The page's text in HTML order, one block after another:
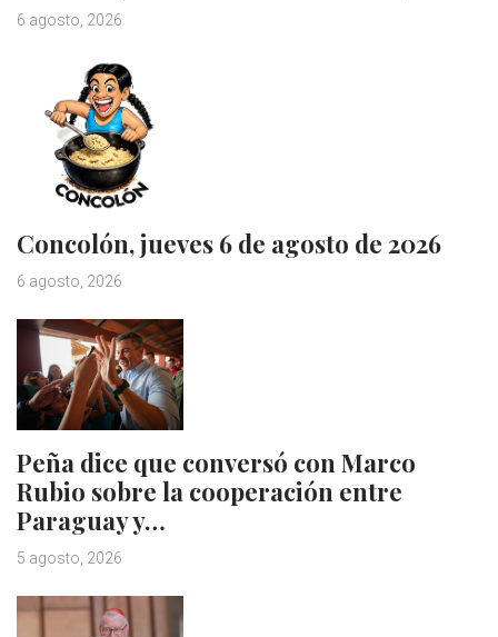
6 agosto, 2026
Concolón, jueves 6 de agosto de 2026
6 agosto, 2026
Peña dice que conversó con Marco
Rubio sobre la cooperación entre
Paraguay y…
5 agosto, 2026